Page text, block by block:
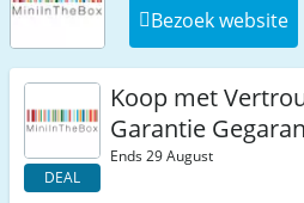
Bezoek website
DEAL
Koop met
Garantie
Ends 29 August